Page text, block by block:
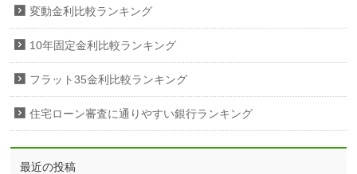
変動金利比較ランキング
10年固定金利比較ランキング
フラット35金利比較ランキング
住宅ローン審査に通りやすい銀行ランキング
最近の投稿